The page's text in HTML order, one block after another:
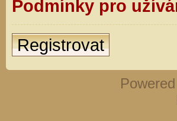
Podmínky pro
Registrovat